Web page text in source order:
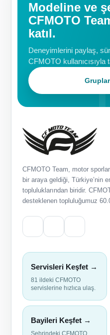
Modeline ve
CFMOTO
katıl.
Deneyimlerini paylaş,
CFMOTO kullanıcısıyla
CFMOTO Team, motor
bir araya geldiği, Türkiye’nin
topluluklarından biridir.
desteklenen topluluğumuz
Servisleri Keşfet →
81 ildeki CFMOTO
servislerine hızlıca ulaş.
Bayileri Keşfet →